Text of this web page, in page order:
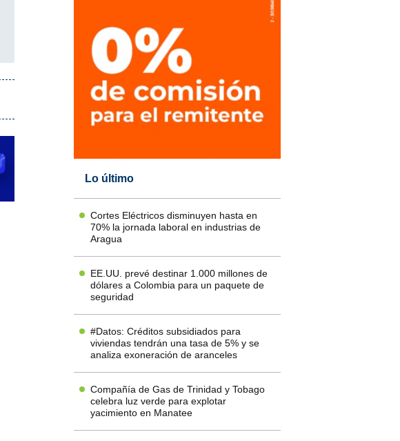
Lo último
Cortes Eléctricos disminuyen hasta en
70% la jornada laboral en industrias de
Aragua
EE.UU. prevé destinar 1.000 millones de
dólares a Colombia para un paquete de
seguridad
#Datos: Créditos subsidiados para
viviendas tendrán una tasa de 5% y se
analiza exoneración de aranceles
Compañía de Gas de Trinidad y Tobago
celebra luz verde para explotar
yacimiento en Manatee